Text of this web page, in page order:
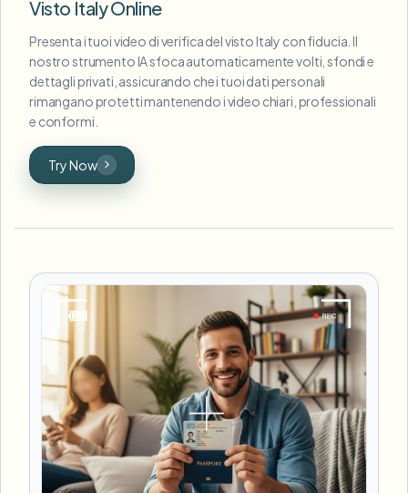
Visto Italy Online
Presenta i tuoi video di verifica del visto Italy con fiducia. Il
nostro strumento IA sfoca automaticamente volti, sfondi e
dettagli privati, assicurando che i tuoi dati personali
rimangano protetti mantenendo i video chiari, professionali
e conformi.
Try Now